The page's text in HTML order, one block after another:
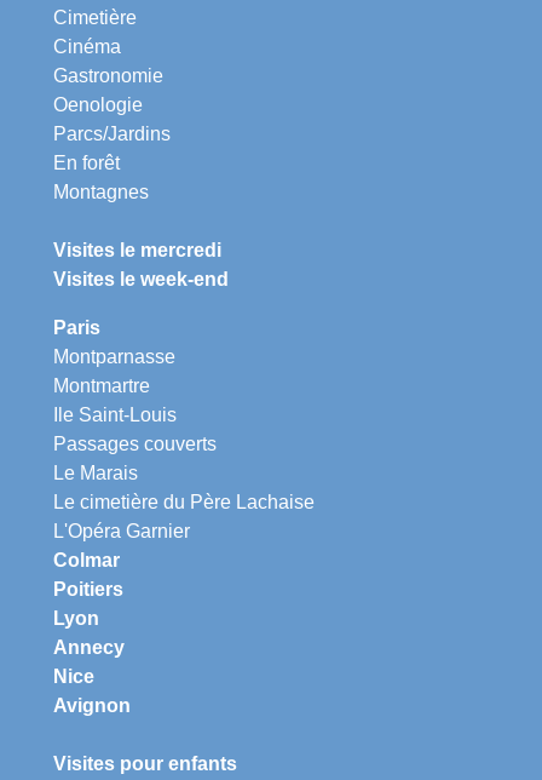
Cimetière
Cinéma
Gastronomie
Oenologie
Parcs/Jardins
En forêt
Montagnes
Visites le mercredi
Visites le week-end
Paris
Montparnasse
Montmartre
Ile Saint-Louis
Passages couverts
Le Marais
Le cimetière du Père Lachaise
L'Opéra Garnier
Colmar
Poitiers
Lyon
Annecy
Nice
Avignon
Visites pour enfants